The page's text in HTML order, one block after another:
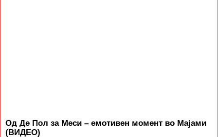
Од Де Пол за Меси – емотивен момент во Мајами
(ВИДЕО)